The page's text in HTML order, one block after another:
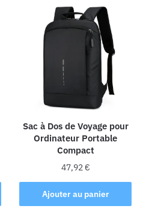
variations.
Les
options
peuvent
choisies
la
page
du
produit
Sac à Dos de Voyage pour
Ordinateur Portable
Compact
47,92€
Ajouter au panier